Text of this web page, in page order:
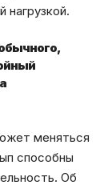
нагрузкой.
меняться
способны
Об